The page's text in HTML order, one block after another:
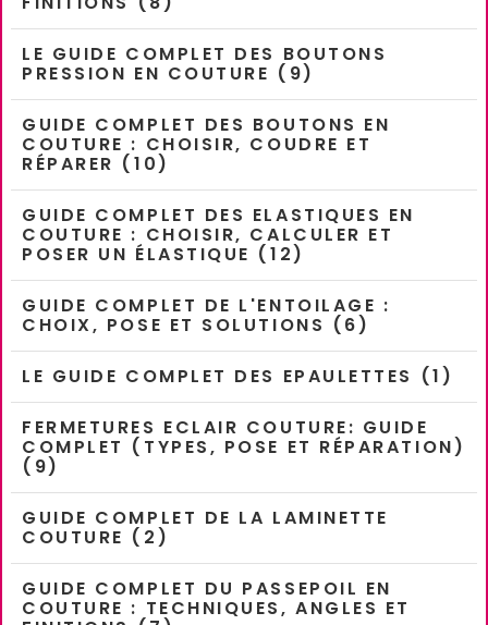
LE GUIDE COMPLET DES BOUTONS
PRESSION EN COUTURE (9)
GUIDE COMPLET DES BOUTONS EN
COUTURE : CHOISIR, COUDRE ET
RÉPARER (10)
GUIDE COMPLET DES ELASTIQUES EN
COUTURE : CHOISIR, CALCULER ET
POSER UN ÉLASTIQUE (12)
GUIDE COMPLET DE L'ENTOILAGE :
CHOIX, POSE ET SOLUTIONS (6)
LE GUIDE COMPLET DES EPAULETTES (1)
FERMETURES ECLAIR COUTURE: GUIDE
COMPLET (TYPES, POSE ET RÉPARATION)
(9)
GUIDE COMPLET DE LA LAMINETTE
COUTURE (2)
GUIDE COMPLET DU PASSEPOIL EN
COUTURE : TECHNIQUES, ANGLES ET